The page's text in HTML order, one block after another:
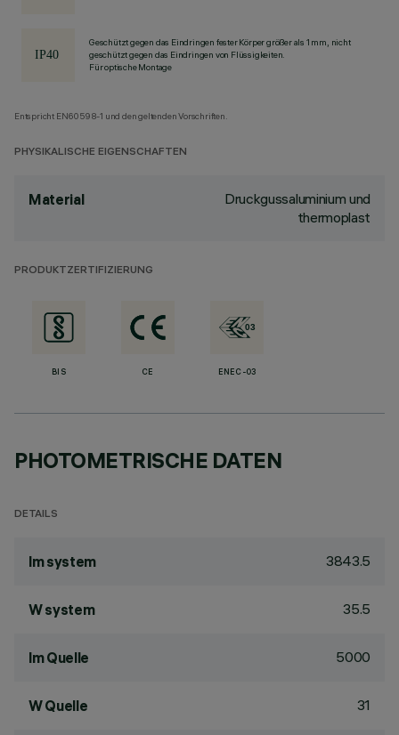
Geschützt gegen das Eindringen fester Körper größer als 1 mm, nicht
geschützt gegen das Eindringen von Flüssigkeiten.
Für optische Montage
Entspricht EN60598-1 und den geltenden Vorschriften.
PHYSIKALISCHE EIGENSCHAFTEN
Material
Druckgussaluminium und
thermoplast
PRODUKTZERTIFIZIERUNG
BIS CE ENEC-03
PHOTOMETRISCHE DATEN
DETAILS
lm system 3843.5
W system 35.5
lm Quelle 5000
W Quelle 31